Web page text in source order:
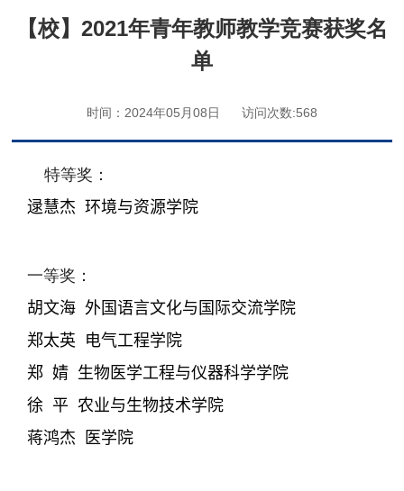
【校】2021年青年教师教学竞赛获奖名
单
时间：2024年05月08日 访问次数:568
特等奖：
逯慧杰 环境与资源学院
一等奖：
胡文海 外国语言文化与国际交流学院
郑太英
电气工程学院
郑 婧 生物医学工程与仪器科学学院
徐 平 农业与生物技术学院
蒋鸿杰
医学院